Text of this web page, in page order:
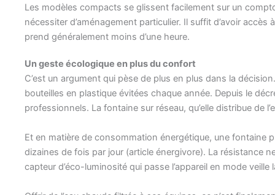
Les modèles compacts se glissent facilement sur un
nécessiter d’aménagement particulier. Il suffit d’avoir accès
prend généralement moins d’une heure.
Un geste écologique en plus du confort
C’est un argument qui pèse de plus en plus dans la
bouteilles en plastique évitées chaque année. Depuis le
professionnels. La fontaine sur réseau, qu’elle distribue de
Et en matière de consommation énergétique, une fontaine
dizaines de fois par jour (article énergivore). La résistance
capteur d’éco-luminosité qui passe l’appareil en mode